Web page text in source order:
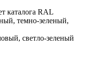
каталога RAL
темно-зеленый,
светло-зеленый